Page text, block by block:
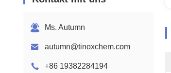
Ms. Autumn
autumn@tinoxchem.com
+86 19382284194